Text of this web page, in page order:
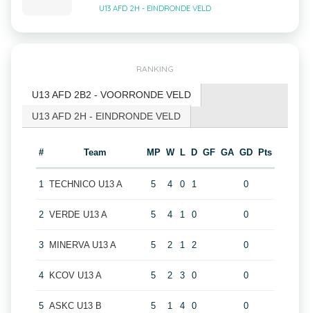
U13 AFD 2H - EINDRONDE VELD
RANKING
U13 AFD 2B2 - VOORRONDE VELD
U13 AFD 2H - EINDRONDE VELD
# Team MP W L D GF GA GD Pts
1 TECHNICO U13 A 5 4 0 1 0
2 VERDE U13 A 5 4 1 0 0
3 MINERVA U13 A 5 2 1 2 0
4 KCOV U13 A 5 2 3 0 0
5 ASKC U13 B 5 1 4 0 0